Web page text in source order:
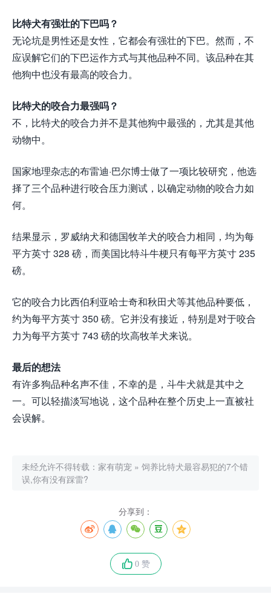
比特犬有强壮的下巴吗？
无论坑是男性还是女性，它都会有强壮的下巴。然而，不
应误解它们的下巴运作方式与其他品种不同。该品种在其
他狗中也没有最高的咬合力。
比特犬的咬合力最强吗？
不，比特犬的咬合力并不是其他狗中最强的，尤其是其他
动物中。
国家地理杂志的布雷迪·巴尔博士做了一项比较研究，他选
择了三个品种进行咬合压力测试，以确定动物的咬合力如
何。
结果显示，罗威纳犬和德国牧羊犬的咬合力相同，均为每
平方英寸 328 磅，而美国比特斗牛梗只有每平方英寸 235
磅。
它的咬合力比西伯利亚哈士奇和秋田犬等其他品种要低，
约为每平方英寸 350 磅。它并没有接近，特别是对于咬合
力为每平方英寸 743 磅的坎高牧羊犬来说。
最后的想法
有许多狗品种名声不佳，不幸的是，斗牛犬就是其中之
一。可以轻描淡写地说，这个品种在整个历史上一直被社
会误解。
未经允许不得转载： 家有萌宠 » 饲养比特犬最容易犯的7个错
误,你有没有踩雷?
分享到：
0 赞